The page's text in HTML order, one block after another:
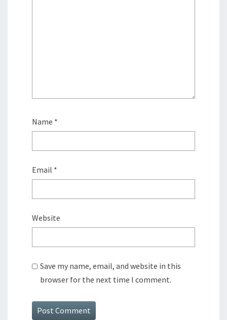
Name *
Email *
Website
Save my name, email, and website in this
browser for the next time I comment.